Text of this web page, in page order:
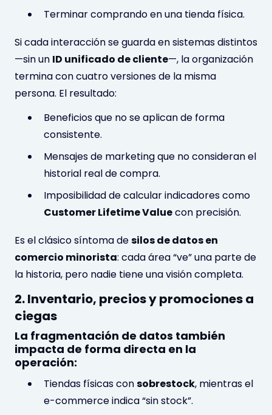
Terminar comprando en una tienda física.
Si cada interacción se guarda en sistemas distintos
—sin un ID unificado de cliente—, la organización
termina con cuatro versiones de la misma
persona. El resultado:
Beneficios que no se aplican de forma
consistente.
Mensajes de marketing que no consideran el
historial real de compra.
Imposibilidad de calcular indicadores como
Customer Lifetime Valuecon precisión.
Es el clásico síntoma desilos de datos en
comercio minorista: cada área “ve” una parte de
la historia, pero nadie tiene una visión completa.
2. Inventario, precios y promociones a
ciegas
La fragmentación de datos también
impacta de forma directa en la
operación:
Tiendas físicas consobrestock, mientras el
e-commerce indica “sin stock”.